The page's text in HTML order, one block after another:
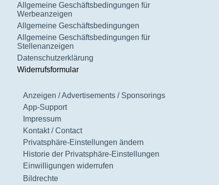
Allgemeine Geschäftsbedingungen für
Werbeanzeigen
Allgemeine Geschäftsbedingungen
Allgemeine Geschäftsbedingungen für
Stellenanzeigen
Datenschutzerklärung
Widerrufsformular
Anzeigen / Advertisements / Sponsorings
App-Support
Impressum
Kontakt / Contact
Privatsphäre-Einstellungen ändern
Historie der Privatsphäre-Einstellungen
Einwilligungen widerrufen
Bildrechte